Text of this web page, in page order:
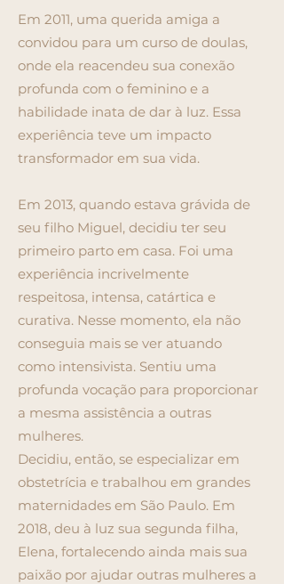
Em 2011, uma querida amiga a
convidou para um curso de doulas,
onde ela reacendeu sua conexão
profunda com o feminino e a
habilidade inata de dar à luz. Essa
experiência teve um impacto
transformador em sua vida.
Em 2013, quando estava grávida de
seu filho Miguel, decidiu ter seu
primeiro parto em casa. Foi uma
experiência incrivelmente
respeitosa, intensa, catártica e
curativa. Nesse momento, ela não
conseguia mais se ver atuando
como intensivista. Sentiu uma
profunda vocação para proporcionar
a mesma assistência a outras
mulheres.
Decidiu, então, se especializar em
obstetrícia e trabalhou em grandes
maternidades em São Paulo. Em
2018, deu à luz sua segunda filha,
Elena, fortalecendo ainda mais sua
paixão por ajudar outras mulheres a